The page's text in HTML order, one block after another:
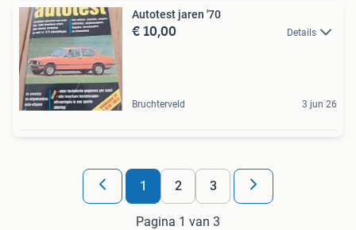
Autotest jaren '70
€ 10,00 Details
Bruchterveld 3 jun 26
1 2 3
Pagina 1 van 3